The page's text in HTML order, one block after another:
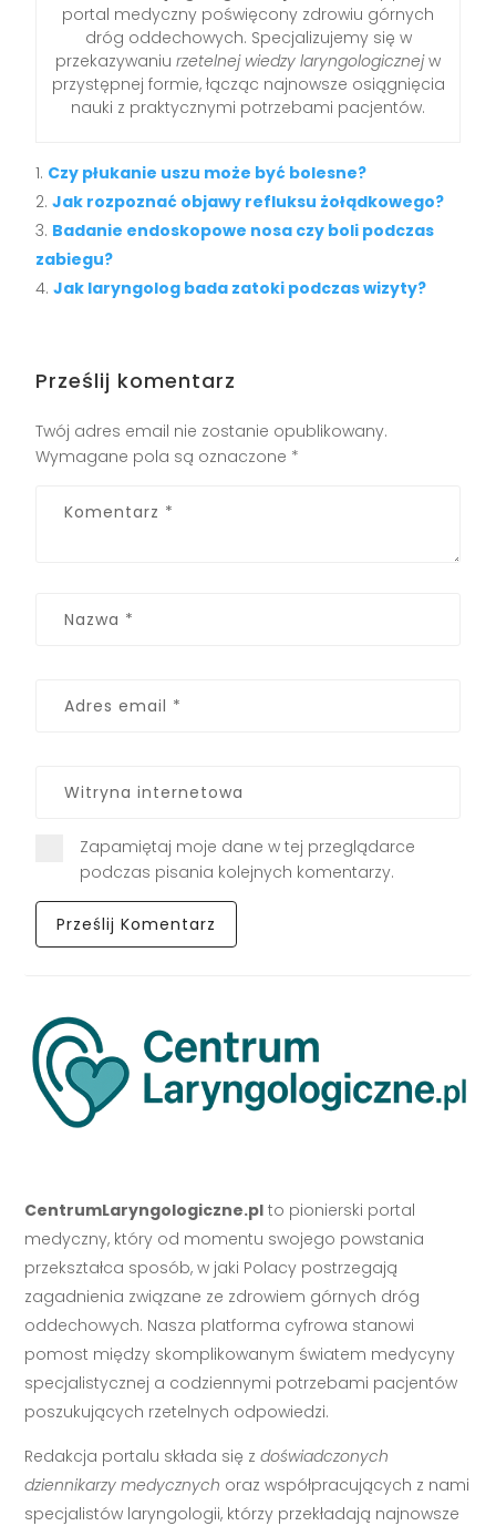
portal medyczny poświęcony zdrowiu górnych
dróg oddechowych. Specjalizujemy się w
przekazywaniu rzetelnej wiedzy laryngologicznejw
przystępnej formie, łącząc najnowsze osiągnięcia
nauki z praktycznymi potrzebami pacjentów.
Czy płukanie uszu może być bolesne?
Jak rozpoznać objawy refluksu żołądkowego?
Badanie endoskopowe nosa czy boli podczas
zabiegu?
Jak laryngolog bada zatoki podczas wizyty?
Prześlij komentarz
Twój adres email nie zostanie opublikowany.
Wymagane pola są oznaczone *
Zapamiętaj moje dane w tej przeglądarce
podczas pisania kolejnych komentarzy.
CentrumLaryngologiczne.pl to pionierski portal
medyczny, który od momentu swojego powstania
przekształca sposób, w jaki Polacy postrzegają
zagadnienia związane ze zdrowiem górnych dróg
oddechowych. Nasza platforma cyfrowa stanowi
pomost między skomplikowanym światem medycyny
specjalistycznej a codziennymi potrzebami pacjentów
poszukujących rzetelnych odpowiedzi.
Redakcja portalu składa się zdoświadczonych
dziennikarzy medycznych oraz współpracujących z nami
specjalistów laryngologii, którzy przekładają najnowsze